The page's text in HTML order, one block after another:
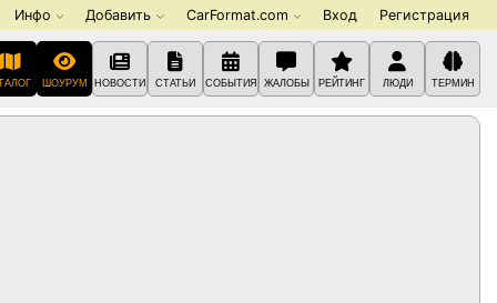
Инфо Добавить CarFormat.com Вход Регистрация
ШОУРУМ НОВОСТИ СТАТЬИ СОБЫТИЯ ЖАЛОБЫ РЕЙТИНГ ЛЮДИ ТЕРМИН